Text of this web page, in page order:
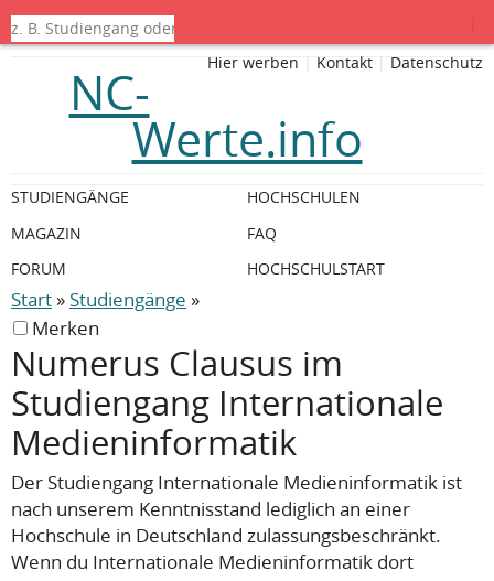
Start » Studiengänge »
Merken
Numerus Clausus im
Studiengang Internationale
Medieninformatik
Der Studiengang Internationale Medieninformatik ist
nach unserem Kenntnisstand lediglich an einer
Hochschule in Deutschland zulassungsbeschränkt.
Wenn du Internationale Medieninformatik dort
Hier werben | Kontakt | Datenschutz
NC-
Werte.info
STUDIENGÄNGE
HOCHSCHULEN
MAGAZIN
FAQ
FORUM
HOCHSCHULSTART